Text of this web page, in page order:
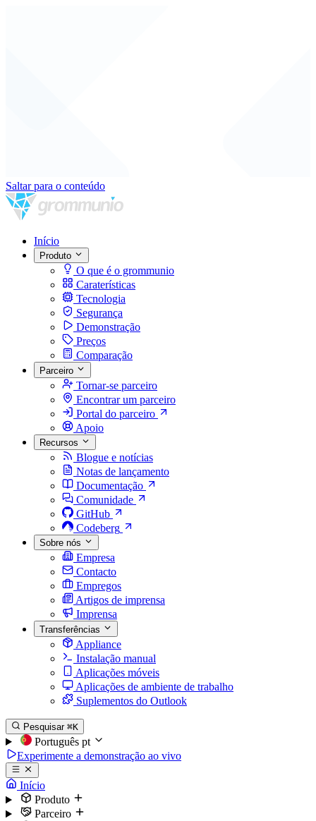
Saltar para o conteúdo
Início
Produto
O que é o grommunio
Caraterísticas
Tecnologia
Segurança
Demonstração
Preços
Comparação
Parceiro
Tornar-se parceiro
Encontrar um parceiro
Portal do parceiro
Apoio
Recursos
Blogue e notícias
Notas de lançamento
Documentação
Comunidade
GitHub
Codeberg
Sobre nós
Empresa
Contacto
Empregos
Artigos de imprensa
Imprensa
Transferências
Appliance
Instalação manual
Aplicações móveis
Aplicações de ambiente de trabalho
Suplementos do Outlook
Pesquisar ⌘K
Português pt
Experimente a demonstração ao vivo
Início
Produto
Parceiro